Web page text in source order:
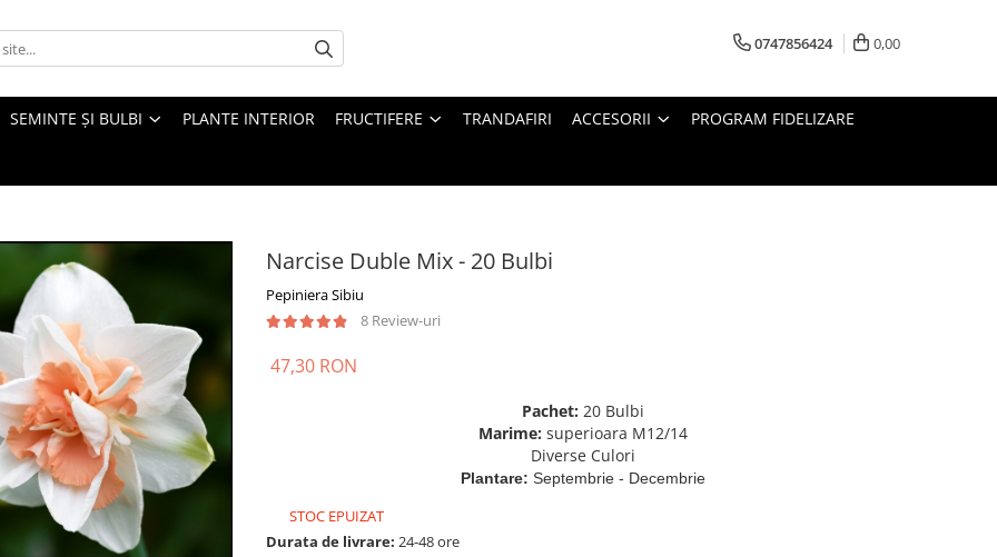
0747856424 0,00
SEMINTE ȘI BULBI PLANTE INTERIOR FRUCTIFERE TRANDAFIRI ACCESORII PROGRAM FIDELIZARE
Narcise Duble Mix - 20 Bulbi
Pepiniera Sibiu
8 Review-uri
47,30 RON
Pachet: 20 Bulbi
Marime: superioara M12/14
Diverse Culori
Plantare: Septembrie - Decembrie
STOC EPUIZAT
Durata de livrare: 24-48 ore